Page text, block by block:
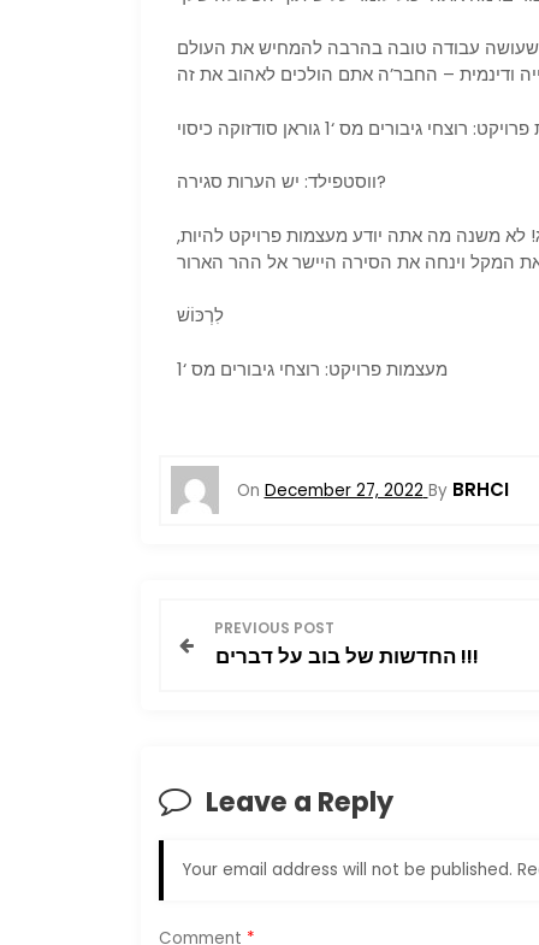
שעושה עבודה טובה בהרבה להמחיש את העולם
רוצחי גיבורים מס ‘1 גוראן סודזוקה כיסוי
ווסטפילד: יש הערות סגירה?
לא משנה מה אתה יודע מעצמות פרויקט להיות,
לִרְכּוֹשׁ
מעצמות פרויקט: רוצחי גיבורים מס ‘1
On December 27, 2022 By BRHCI
t
n
a
PREVIOUS POST
החדשות של בוב על דברים !!!
Leave a Reply
Your email address will not be published.
Comment *